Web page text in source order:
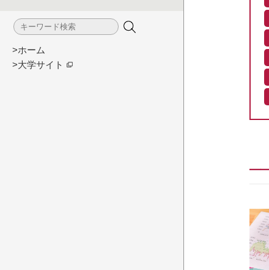
>ホーム
>大学サイト